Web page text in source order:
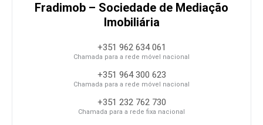
Fradimob – Sociedade de Mediação
Imobiliária
+351 962 634 061
Chamada para a rede móvel nacional
+351 964 300 623
Chamada para a rede móvel nacional
+351 232 762 730
Chamada para a rede fixa nacional